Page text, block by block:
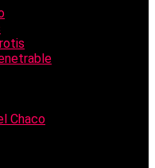
Chaco